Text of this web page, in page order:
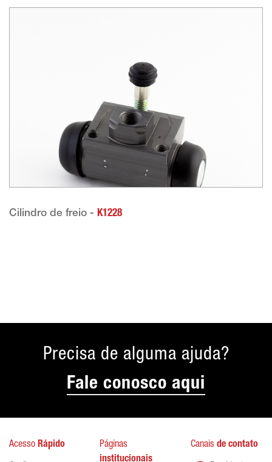
Cilindro de freio - K1228
Precisa de alguma ajuda?
Fale conosco aqui
Acesso Rápido
Páginas
institucionais
Canais de contato